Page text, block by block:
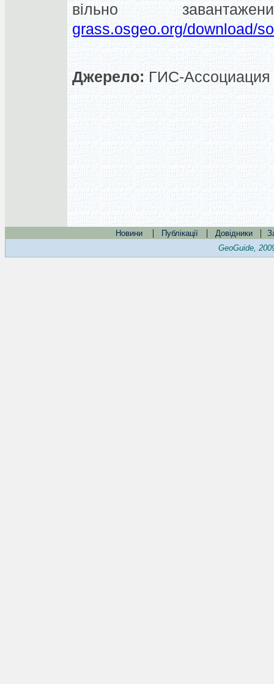
вільно
grass.osgeo.org/download/
Джерело: ГИС-
Новини | Публікації | Довідники |
GeoGuide,